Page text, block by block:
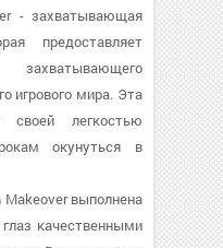
- захватывающая
предоставляет
захватывающего
игрового мира. Эта
своей легкостью
окунуться в
Makeover выполнена
качественными